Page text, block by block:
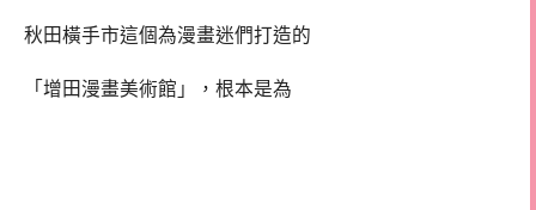
秋田橫手市這個為漫畫迷們打造的
「增田漫畫美術館」，根本是為